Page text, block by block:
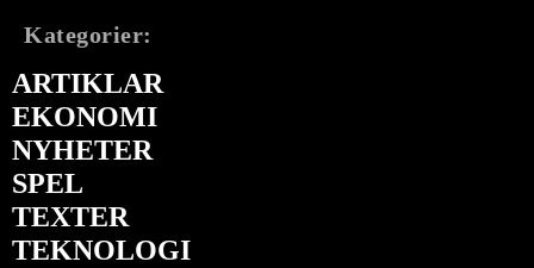
Kategorier:
ARTIKLAR
EKONOMI
NYHETER
SPEL
TEXTER
TEKNOLOGI